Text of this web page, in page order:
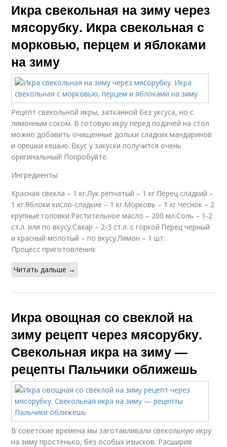
Икра свекольная на зиму через
мясорубку. Икра свекольная с
морковью, перцем и яблоками
на зиму
Рецепт свекольной икры, затканной без уксуса, но с
лимонным соком. В готовую икру перед подачей на стол
можно добавить очищенные дольки сладких мандаринов
и орешки кешью. Вкус у закуски получится очень
оригинальный! Попробуйте.
Ингредиенты:
Красная свекла – 1 кг.Лук репчатый – 1 кг.Перец сладкий –
1 кг.Яблоки кисло-сладкие – 1 кг.Морковь – 1 кг.Чеснок – 2
крупные головки.Растительное масло – 200 мл.Соль – 1-2
ст.л. или по вкусу.Сахар – 2-3 ст.л. с горкой.Перец черный
и красный молотый – по вкусу.Лимон – 1 шт.
Процесс приготовления:
Читать дальше →
Икра овощная со свеклой на
зиму рецепт через мясорубку.
Свекольная икра на зиму —
рецепты Пальчики оближешь
В советские времена мы заготавливали свекольную икру
на зиму простенько, без особых изысков. Расширив